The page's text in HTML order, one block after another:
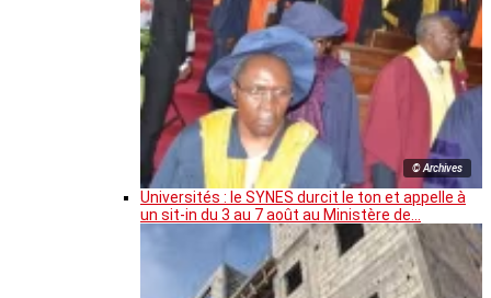
© Archives
Universités : le SYNES durcit le ton et appelle à
un sit-in du 3 au 7 août au Ministère de…